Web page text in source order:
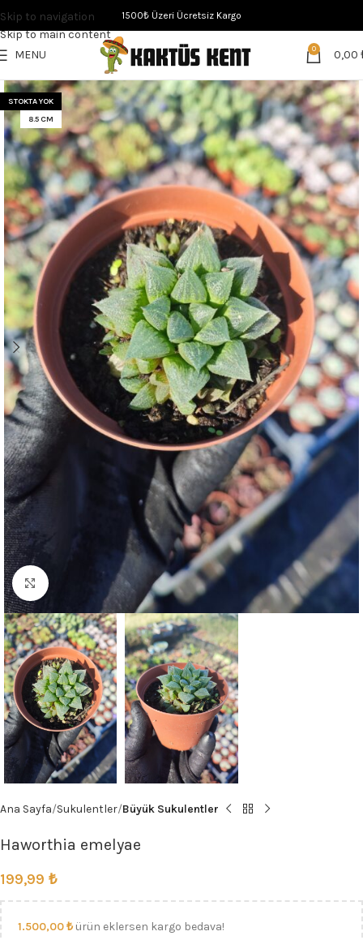
Skip to navigation
Skip to main content
1500₺ Üzeri Ücretsiz Kargo
MENU 0 0,00
STOKTA YOK
8.5 CM
Click to enlarge
Ana Sayfa Sukulentler Büyük Sukulentler
Haworthia emelyae
199,99 ₺
1.500,00₺ ürün eklersen kargo bedava!